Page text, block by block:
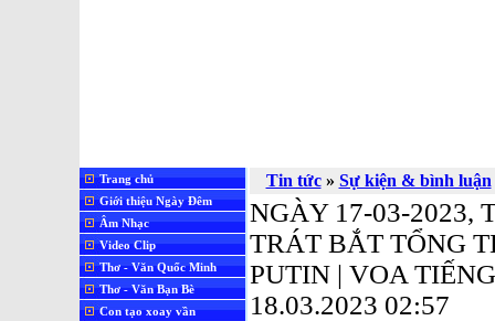
Trang chủ
Giới thiệu Ngày Đêm
Âm Nhạc
Video Clip
Thơ - Văn Quốc Minh
Thơ - Văn Bạn Bè
Con tạo xoay vần
Tin tức» Sự kiện & bình luận
NGÀY 17-03-2023,
TRÁT BẮT TỔNG
PUTIN | VOA
18.03.2023 02:57